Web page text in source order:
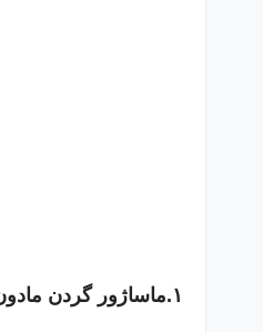
۱.ماساژور گردن مادون ‌قرمز